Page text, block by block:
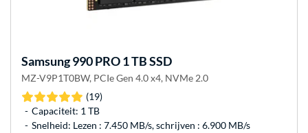
Samsung990 PRO 1 TB SSD
MZ-V9P1T0BW, PCIe Gen 4.0 x4, NVMe 2.0
(19)
Capaciteit: 1 TB
Snelheid: Lezen : 7.450 MB/s, schrijven : 6.900 MB/s